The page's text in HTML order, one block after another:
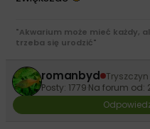
"Akwarium może mieć każdy,
trzeba się urodzić"
romanbyd Tryszczyn
Posty: 1779 Na forum od: